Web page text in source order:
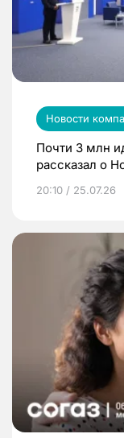
Новости
Почти 3 млн
рассказал о
20:10 / 25.07.26